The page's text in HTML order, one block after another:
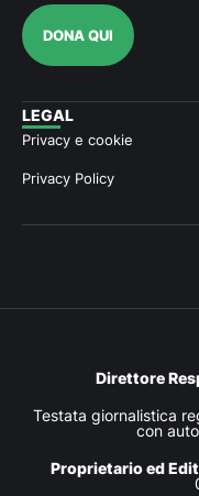
DONA QUI
LEGAL
Privacy e cookie
Privacy Policy
Direttore
Testata giornalistica
con
Proprietario ed